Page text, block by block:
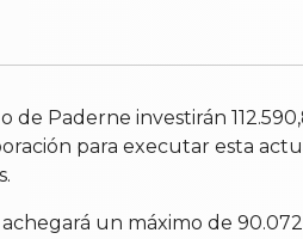
de Paderne investirán
para executar esta
un máximo de